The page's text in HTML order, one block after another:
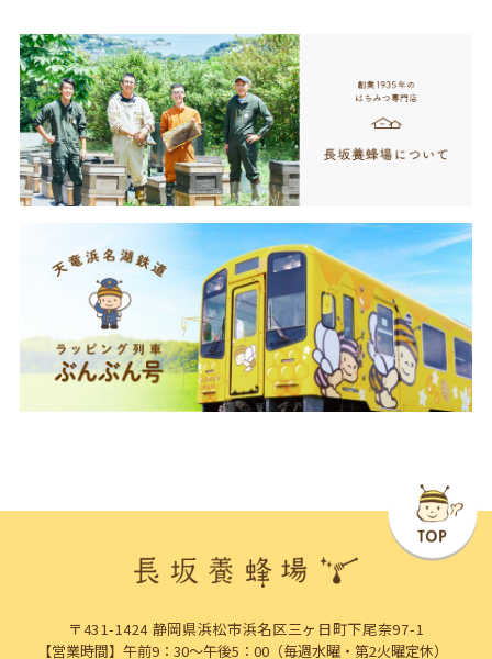
〒431-1424 静岡県浜松市浜名区三ヶ日町下尾奈97-1
【営業時間】午前9：30～午後5：00（毎週水曜・第2火曜定休）